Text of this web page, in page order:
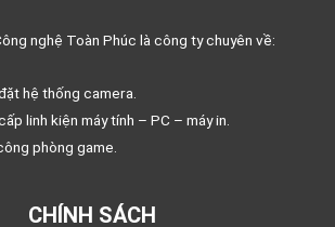
nghệ Toàn Phúc là công ty chuyên về:
hệ thống camera.
linh kiện máy tính – PC – máy in.
phòng game.
CHÍNH SÁCH